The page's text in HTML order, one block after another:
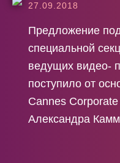
27.09.2018
Предложение
специальной
ведущих видео-
поступило от
Cannes
Александра